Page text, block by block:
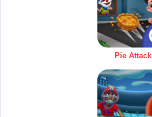
Pie Attack